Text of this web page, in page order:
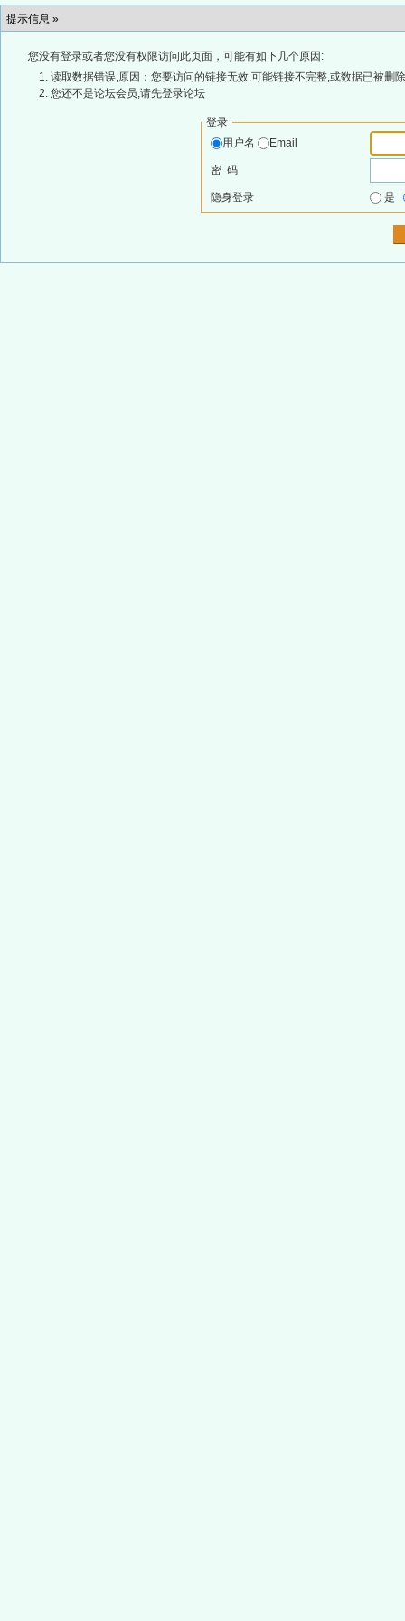
提示信息 »
您没有登录或者您没有权限访问此页面，可能有如下几个原因:
读取数据错误,原因：您要访问的链接无效,可能链接不完整,或数据已被删
您还不是论坛会员,请先登录论坛
登录
用户名
Email
密 码
隐身登录 是